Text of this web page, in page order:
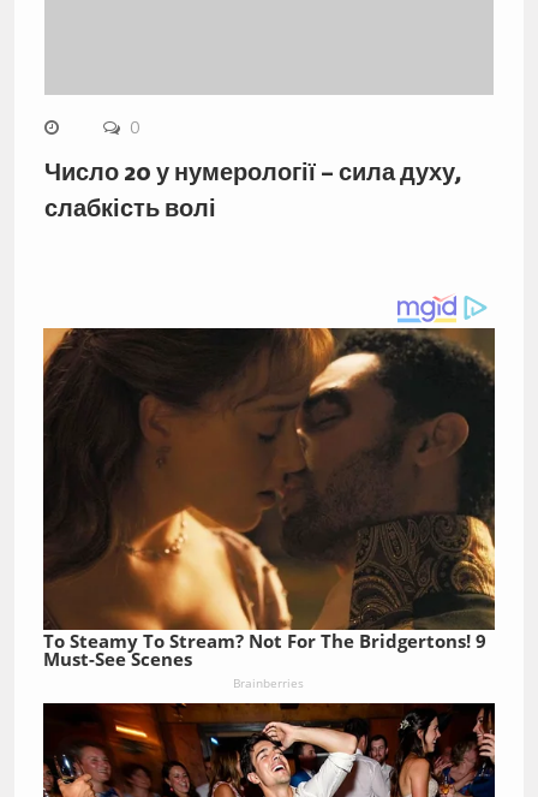
0
Число 20 у нумерології – сила духу,
слабкість волі
To Steamy To Stream? Not For The Bridgertons! 9
Must-See Scenes
Brainberries